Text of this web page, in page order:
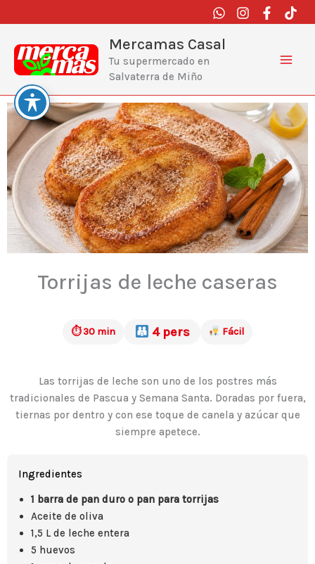
al
contenido
Mercamas Casal
Tu supermercado en
Salvaterra de Miño
Torrijas de leche caseras
⏱ 30 min 4 pers Fácil
Las torrijas de leche son uno de los postres más
tradicionales de Pascua y Semana Santa. Doradas por fuera,
tiernas por dentro y con ese toque de canela y azúcar que
siempre apetece.
Ingredientes
1 barra de pan duro o pan para torrijas
Aceite de oliva
1,5 L de leche entera
5 huevos